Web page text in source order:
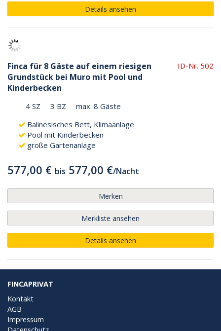
Details ansehen
Finca für 8 Gäste auf einem riesigen
Grundstück bei Muro mit Pool und
Kinderbecken
ID-Nr. 502
4 SZ 3 BZ
max. 8 Gäste
Balinesisches Bett, Klimaanlage
Pool mit Kinderbecken
große Gartenanlage
577,00 € bis 577,00 €/Nacht
Merken
Merkliste ansehen
Details ansehen
FINCAPRIVAT
Kontakt
AGB
Impressum